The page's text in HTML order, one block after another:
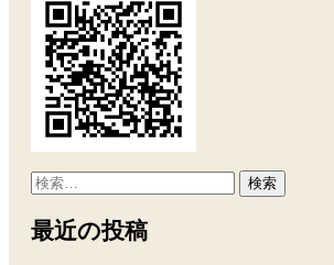
検
索:
最近の投稿